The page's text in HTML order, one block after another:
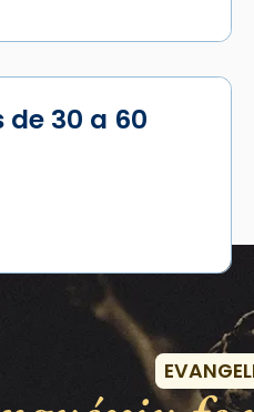
30 a 60